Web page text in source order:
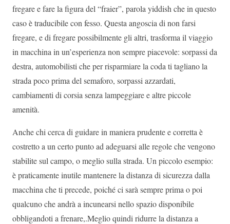
fregare e fare la figura del “fraier”, parola yiddish che in questo
caso è traducibile con fesso. Questa angoscia di non farsi
fregare, e di fregare possibilmente gli altri, trasforma il viaggio
in macchina in un’esperienza non sempre piacevole: sorpassi da
destra, automobilisti che per risparmiare la coda ti tagliano la
strada poco prima del semaforo, sorpassi azzardati,
cambiamenti di corsia senza lampeggiare e altre piccole
amenità.
Anche chi cerca di guidare in maniera prudente e corretta è
costretto a un certo punto ad adeguarsi alle regole che vengono
stabilite sul campo, o meglio sulla strada. Un piccolo esempio:
è praticamente inutile mantenere la distanza di sicurezza dalla
macchina che ti precede, poiché ci sarà sempre prima o poi
qualcuno che andrà a incunearsi nello spazio disponibile
obbligandoti a frenare,.Meglio quindi ridurre la distanza a